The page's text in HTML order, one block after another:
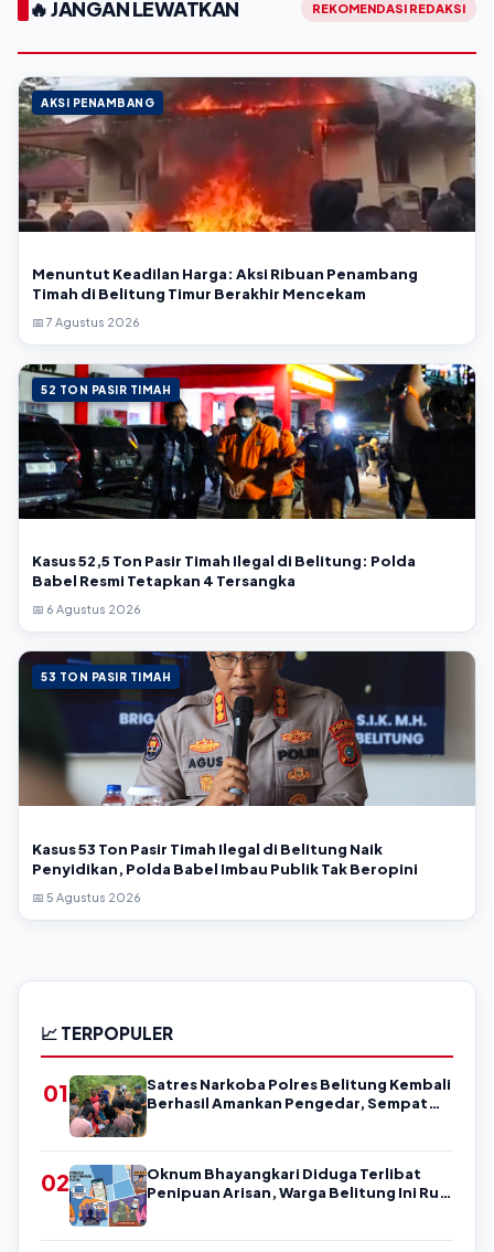
🔥 JANGAN LEWATKAN REKOMENDASI REDAKSI
AKSI PENAMBANG
Menuntut Keadilan Harga: Aksi Ribuan Penambang
Timah di Belitung Timur Berakhir Mencekam
📅 7 Agustus 2026
52 TON PASIR TIMAH
Kasus 52,5 Ton Pasir Timah Ilegal di Belitung: Polda
Babel Resmi Tetapkan 4 Tersangka
📅 6 Agustus 2026
53 TON PASIR TIMAH
Kasus 53 Ton Pasir Timah Ilegal di Belitung Naik
Penyidikan, Polda Babel Imbau Publik Tak Beropini
📅 5 Agustus 2026
📈 TERPOPULER
01
Satres Narkoba Polres Belitung Kembali
Berhasil Amankan Pengedar, Sempat
02
Oknum Bhayangkari Diduga Terlibat
Penipuan Arisan, Warga Belitung Ini Rugi